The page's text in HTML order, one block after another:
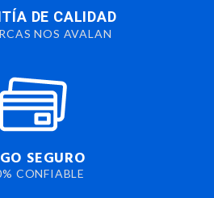
DE CALIDAD
NOS AVALAN
SEGURO
CONFIABLE